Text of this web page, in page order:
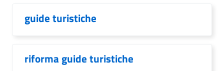
guide turistiche
riforma guide turistiche